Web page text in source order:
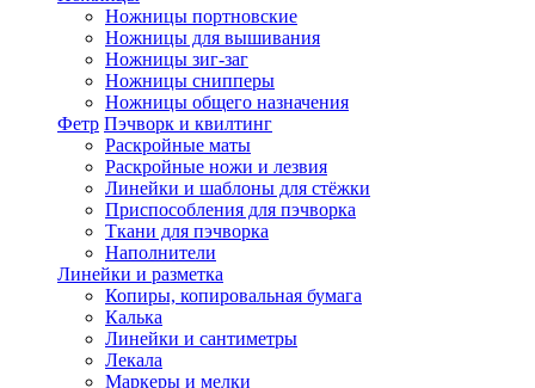
Ножницы портновские
Ножницы для вышивания
Ножницы зиг-заг
Ножницы снипперы
Ножницы общего назначения
Фетр Пэчворк и квилтинг
Раскройные маты
Раскройные ножи и лезвия
Линейки и шаблоны для стёжки
Приспособления для пэчворка
Ткани для пэчворка
Наполнители
Линейки и разметка
Копиры, копировальная бумага
Калька
Линейки и сантиметры
Лекала
Маркеры и мелки